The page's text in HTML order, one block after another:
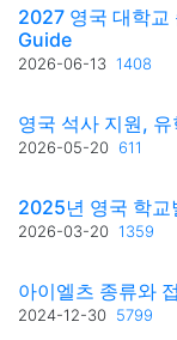
2027 영국 대학
Guide
2026-06-13 1408
영국 석사 지원,
2026-05-20 611
2025년 영국 학교
2026-03-20 1359
아이엘츠 종류와
2024-12-30 5799